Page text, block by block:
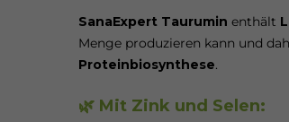
SanaExpert Taurumin enthält
Menge produzieren kann und
Proteinbiosynthese.
🌿 Mit Zink und Selen: